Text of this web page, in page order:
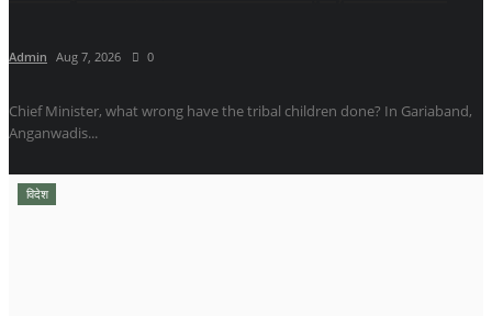
Admin Aug 7, 2026 0
Chief Minister, what wrong have the tribal children done? In Gariaband,
Anganwadis...
विदेश